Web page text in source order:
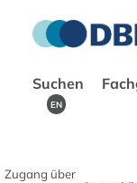
Suchen
EN
Zugang über